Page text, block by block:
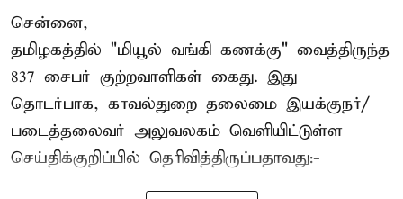
சென்னை,
தமிழகத்தில் "மியூல் வங்கி கணக்கு" வைத்திருந்த
837 சைபர் குற்றவாளிகள் கைது. இது
தொடர்பாக, காவல்துறை தலைமை இயக்குநர்/
படைத்தலைவர் அலுவலகம் வெளியிட்டுள்ள
செய்திக்குறிப்பில் தெரிவித்திருப்பதாவது:-